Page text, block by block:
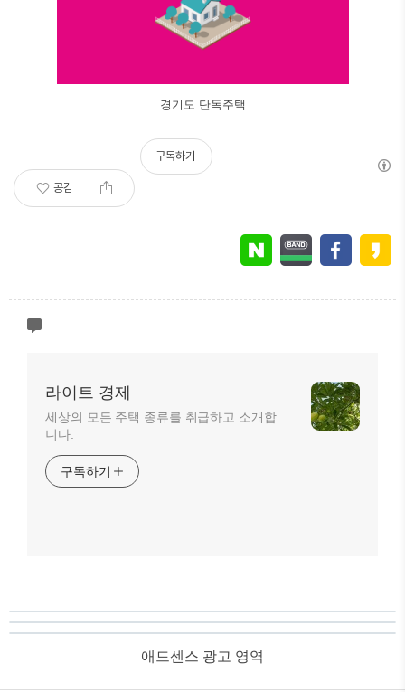
경기도 단독주택
공감
구독하기
라이트 경제
세상의 모든 주택 종류를 취급하고 소개합
니다.
구독하기
애드센스 광고 영역